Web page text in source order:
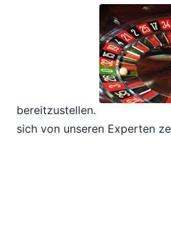
bereitzustellen.
sich von unseren Experten